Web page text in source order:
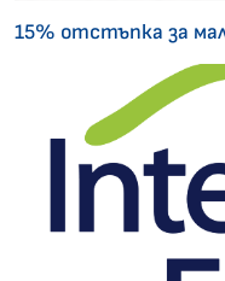
15% отстъпка за